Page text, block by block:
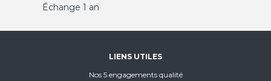
Échange 1 an
LIENS UTILES
Nos 5 engagements qualité